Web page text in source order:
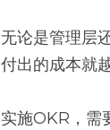
无论是管理层
付出的成本就
实施OKR，需